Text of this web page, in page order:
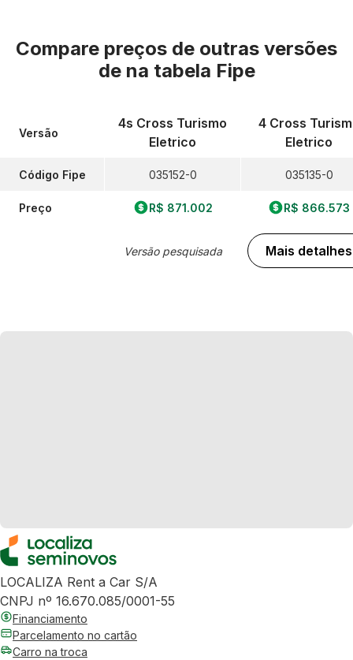
Compare preços de outras versões
de na tabela Fipe
Versão
Código Fipe
Preço
4s Cross Turismo
Eletrico
035152-0
R$ 871.002
Versão pesquisada
4 Cross
Eletrico
035135-0
R$ 866.573
Mais detalhes
LOCALIZA Rent a Car S/A
CNPJ nº 16.670.085/0001-55
Financiamento
Parcelamento no cartão
Carro na troca